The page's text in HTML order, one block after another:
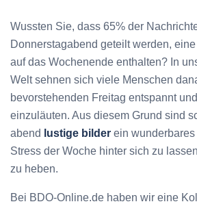
Wussten Sie, dass 65% der
Donnerstagabend geteilt werden,
auf das Wochenende enthalten? In
Welt sehnen sich viele Menschen
bevorstehenden Freitag entspannt und
einzuläuten. Aus diesem Grund sind
abend
lustige bilder ein
Stress der Woche hinter sich zu
zu heben.
Bei BDO-Online.de haben wir eine